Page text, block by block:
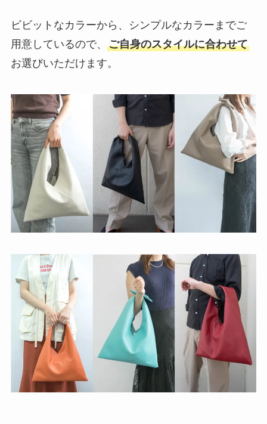
ビビットなカラーから、シンプルなカラーまでご
用意しているので、 ご自身のスタイルに合わせて
お選びいただけます。